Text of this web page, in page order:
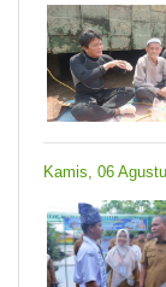
Kamis, 06